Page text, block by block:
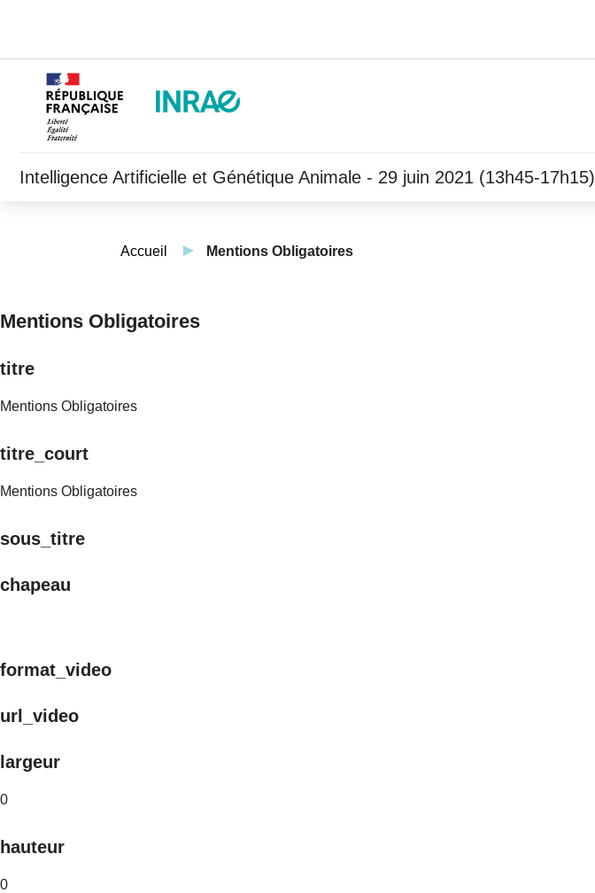
Intelligence Artificielle et Génétique Animale - 29 juin 2021 (13h45-17h15)
Accueil Mentions Obligatoires
Mentions Obligatoires
titre
Mentions Obligatoires
titre_court
Mentions Obligatoires
sous_titre
chapeau
format_video
url_video
largeur
0
hauteur
0